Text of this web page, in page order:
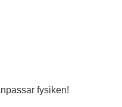
fysiken!